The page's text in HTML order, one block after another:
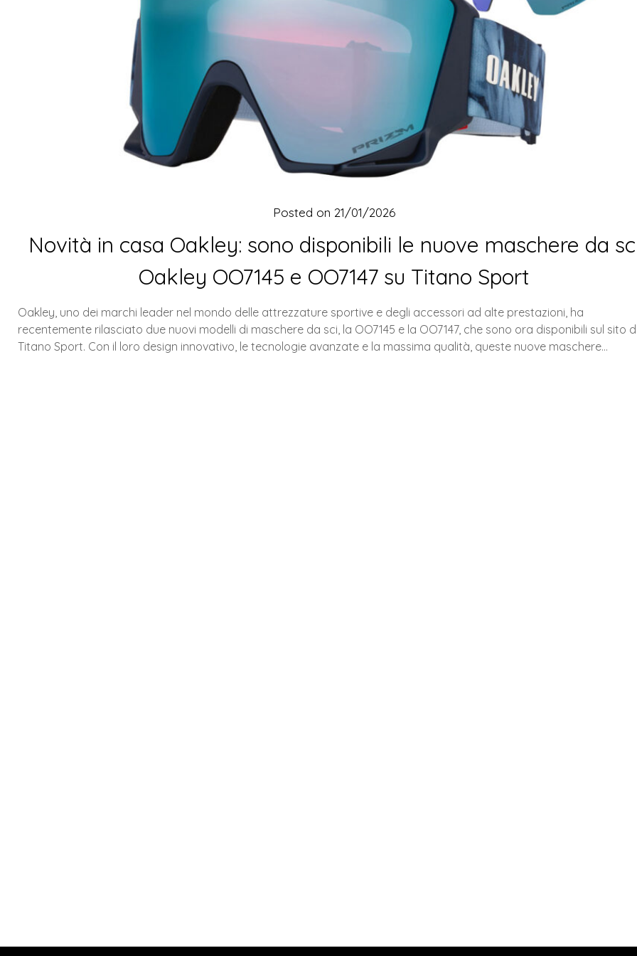
Novità in casa Oakley: sono disponibili le nuove maschere da
Oakley OO7145 e OO7147 su Titano Sport
Posted on 21/01/2026
Oakley, uno dei marchi leader nel mondo delle attrezzature sportive e degli accessori ad alte prestazioni, ha
recentemente rilasciato due nuovi modelli di maschere da sci, la OO7145 e la OO7147, che sono ora disponibili sul sito
Titano Sport. Con il loro design innovativo, le tecnologie avanzate e la massima qualità, queste nuove maschere…